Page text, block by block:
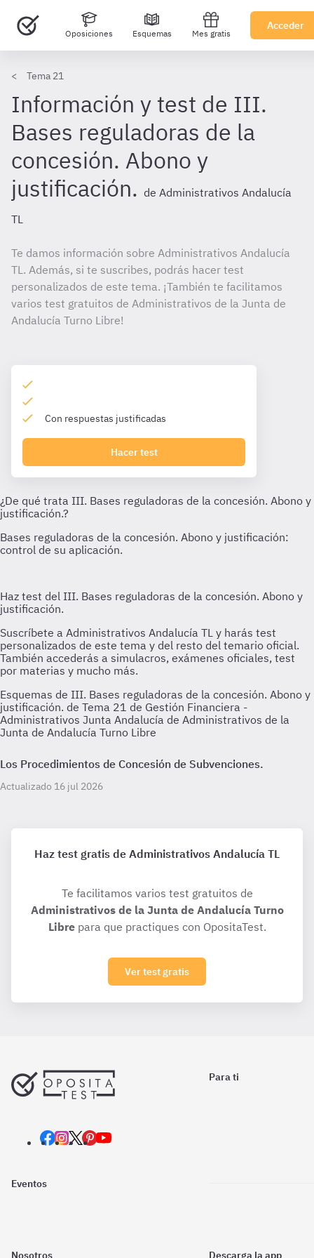
Oposiciones Esquemas Mes gratis
Acceder
Tema 21
Información y test de III.
Bases reguladoras de la
concesión. Abono y
justificación. de Administrativos Andalucía
TL
Te damos información sobre Administrativos Andalucía
TL. Además, si te suscribes, podrás hacer test
personalizados de este tema. ¡También te facilitamos
varios test gratuitos de Administrativos de la Junta de
Andalucía Turno Libre!
Con respuestas justificadas
Hacer test
Esquemas de III. Bases reguladoras de la concesión. Abono y
justificación. de Tema 21 de Gestión Financiera -
Administrativos Junta Andalucía de Administrativos de la
Junta de Andalucía Turno Libre
Los Procedimientos de Concesión de Subvenciones.
Actualizado 16 jul 2026
Haz test gratis de Administrativos Andalucía TL
Te facilitamos varios test gratuitos de
Administrativos de la Junta de Andalucía Turno
Librepara que practiques con OpositaTest.
Ver test gratis
Para ti
Eventos
Nosotros Descarga la app